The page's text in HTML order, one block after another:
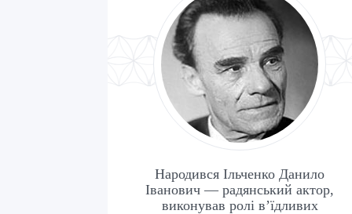
Народився Ільченко Данило
Іванович — радянський актор,
виконував ролі в’їдливих